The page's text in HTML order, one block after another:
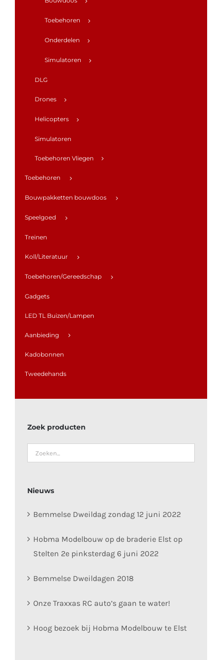
Toebehoren
Onderdelen
Simulatoren
DLG
Drones
Helicopters
Simulatoren
Toebehoren Vliegen
Toebehoren
Bouwpakketten bouwdoos
Speelgoed
Treinen
Koll/Literatuur
Toebehoren/Gereedschap
Gadgets
LED TL Buizen/Lampen
Aanbieding
Kadobonnen
Tweedehands
Zoek producten
Nieuws
Bemmelse Dweildag zondag 12 juni 2022
Hobma Modelbouw op de braderie Elst op
Stelten 2e pinksterdag 6 juni 2022
Bemmelse Dweildagen 2018
Onze Traxxas RC auto’s gaan te water!
Hoog bezoek bij Hobma Modelbouw te Elst